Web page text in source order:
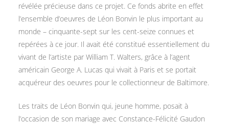
révélée précieuse dans ce projet. Ce fonds abrite en effet
l’ensemble d’oeuvres de Léon Bonvin le plus important au
monde – cinquante-sept sur les cent-seize connues et
repérées à ce jour. Il avait été constitué essentiellement du
vivant de l’artiste par William T. Walters, grâce à l’agent
américain George A. Lucas qui vivait à Paris et se portait
acquéreur des oeuvres pour le collectionneur de Baltimore.
Les traits de Léon Bonvin qui, jeune homme, posait à
l’occasion de son mariage avec Constance-Félicité Gaudon